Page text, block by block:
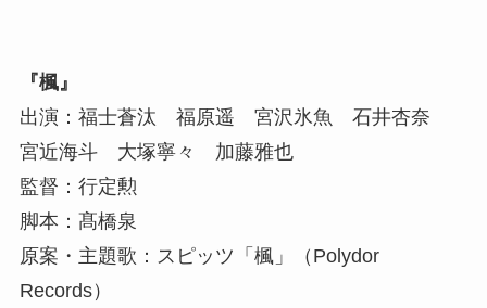
『楓』
出演：福士蒼汰 福原遥 宮沢氷魚 石井杏奈
宮近海斗 大塚寧々 加藤雅也
監督：行定勲
脚本：髙橋泉
原案・主題歌：スピッツ「楓」（Polydor
Records）